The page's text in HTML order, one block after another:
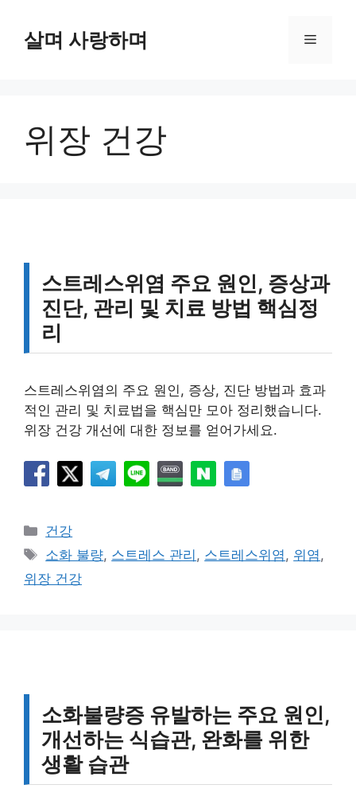
살며 사랑하며 메
위장 건강
스트레스위염 주요 원인, 증상과
진단, 관리 및 치료 방법 핵심정
리
스트레스위염의 주요 원인, 증상, 진단 방법과 효과
적인 관리 및 치료법을 핵심만 모아 정리했습니다.
위장 건강 개선에 대한 정보를 얻어가세요.
카
테
리
건강
태
그
소화 불량, 스트레스 관리 , 스트레스위염 , 위염 ,
위장 건강
소화불량증 유발하는 주요 원인,
개선하는 식습관, 완화를 위한
생활 습관